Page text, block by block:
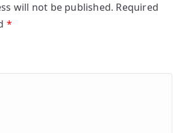
will not be published. Required
*